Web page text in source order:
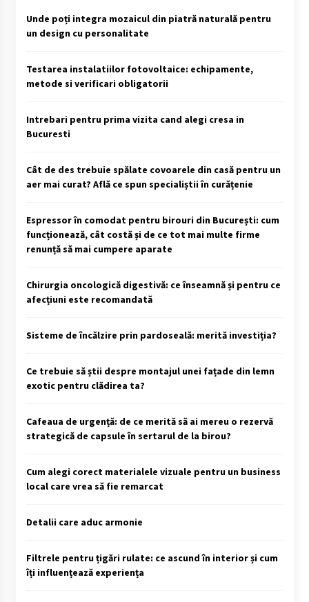
Unde poți integra mozaicul din piatră naturală pentru
un design cu personalitate
Testarea instalatiilor fotovoltaice: echipamente,
metode si verificari obligatorii
Intrebari pentru prima vizita cand alegi cresa in
Bucuresti
Cât de des trebuie spălate covoarele din casă pentru un
aer mai curat? Află ce spun specialiștii în curățenie
Espressor în comodat pentru birouri din București: cum
funcționează, cât costă și de ce tot mai multe firme
renunță să mai cumpere aparate
Chirurgia oncologică digestivă: ce înseamnă și pentru ce
afecțiuni este recomandată
Sisteme de încălzire prin pardoseală: merită investiția?
Ce trebuie să știi despre montajul unei fațade din lemn
exotic pentru clădirea ta?
Cafeaua de urgență: de ce merită să ai mereu o rezervă
strategică de capsule în sertarul de la birou?
Cum alegi corect materialele vizuale pentru un business
local care vrea să fie remarcat
Detalii care aduc armonie
Filtrele pentru țigări rulate: ce ascund în interior și cum
îți influențează experiența